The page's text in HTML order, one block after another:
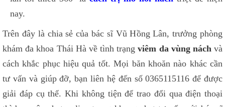
nay.
Trên đây là chia sẻ của bác sĩ Vũ Hồng Lân, trưởng phòng
khám đa khoa Thái Hà về tình trạngviêm da vùng náchvà
cách khắc phục hiệu quả tốt. Mọi băn khoăn nào khác cần
tư vấn và giúp đỡ, bạn liên hệ đến số 0365115116 để được
giải đáp cụ thể. Khi không tiện để trao đổi qua điện thoại